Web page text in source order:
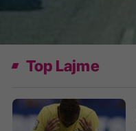
Top Lajme